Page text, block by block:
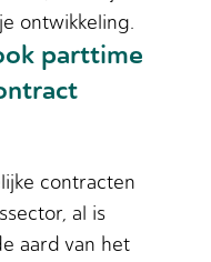
ontwikkeling.
parttime
contracten
al is
aard van het